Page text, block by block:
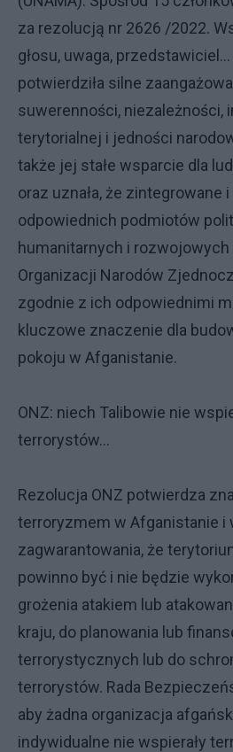
za rezolucją nr 2626 /2022.
głosu, uwaga,
potwierdziła silne
suwerenności, niezależności,
terytorialnej i jedności
także jej stałe wsparcie dla
oraz uznała, że zintegrowane
odpowiednich podmiotów
humanitarnych i rozwojowych
Organizacji Narodów
zgodnie z ich odpowiednimi
kluczowe znaczenie dla
pokoju w Afganistanie.
ONZ: niech Talibowie nie
terrorystów...
Rezolucja ONZ potwierdza
terroryzmem w Afganistanie i
zagwarantowania, że
powinno być i nie będzie
grożenia atakiem lub
kraju, do planowania lub
terrorystycznych lub do
terrorystów. Rada
aby żadna organizacja
indywidualne nie wspierały